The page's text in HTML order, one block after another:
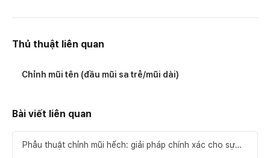
Thủ thuật liên quan
Chỉnh mũi tên (đầu mũi sa trễ/mũi dài)
Bài viết liên quan
Phẫu thuật chỉnh mũi hếch: giải pháp chính xác cho sự